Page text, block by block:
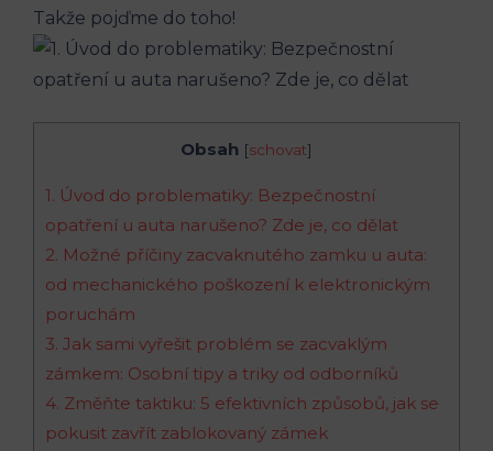
Takže pojďme do toho!
Obsah [schovat]
1. Úvod do problematiky: Bezpečnostní
opatření u auta narušeno? Zde je, co dělat
2. Možné⁣ příčiny zacvaknutého zamku u auta:
od mechanického poškození k elektronickým
poruchám
3. Jak sami vyřešit ‌problém se zacvaklým
zámkem:​ Osobní‍ tipy a triky od odborníků
4. Změňte taktiku:‌ 5 efektivních ‌způsobů, jak se
pokusit​ zavřít zablokovaný zámek